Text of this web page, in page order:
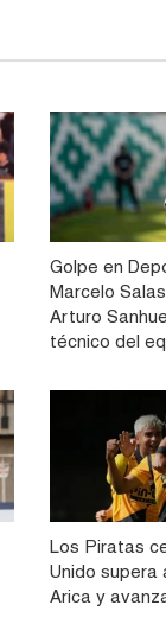
Golpe en
Marcelo
Arturo
técnico del
Los Piratas
Unido supera
Arica y